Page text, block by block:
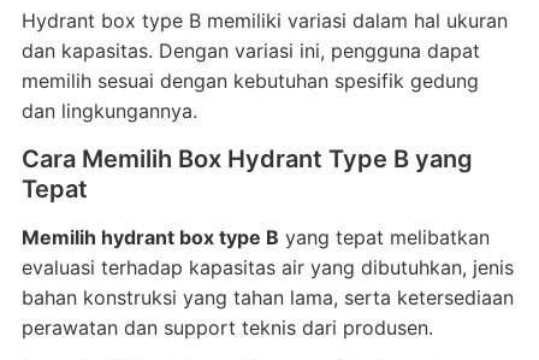
Hydrant box type B memiliki variasi dalam hal ukuran
dan kapasitas. Dengan variasi ini, pengguna dapat
memilih sesuai dengan kebutuhan spesifik gedung
dan lingkungannya.
Cara Memilih Box Hydrant Type B yang
Tepat
Memilih hydrant box type B yang tepat melibatkan
evaluasi terhadap kapasitas air yang dibutuhkan, jenis
bahan konstruksi yang tahan lama, serta ketersediaan
perawatan dan support teknis dari produsen.